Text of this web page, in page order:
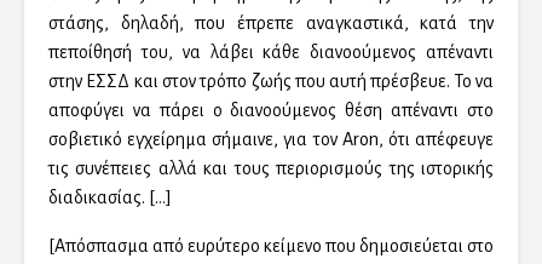
στάσης, δηλαδή, που έπρεπε αναγκαστικά, κατά την
πεποίθησή του, να λάβει κάθε διανοούμενος απέναντι
στην ΕΣΣΔ και στον τρόπο ζωής που αυτή πρέσβευε. Το να
αποφύγει να πάρει ο διανοούμενος θέση απέναντι στο
σοβιετικό εγχείρημα σήμαινε, για τον Aron, ότι απέφευγε
τις συνέπειες αλλά και τους περιορισμούς της ιστορικής
διαδικασίας. […]
[Απόσπασμα από ευρύτερο κείμενο που δημοσιεύεται στο